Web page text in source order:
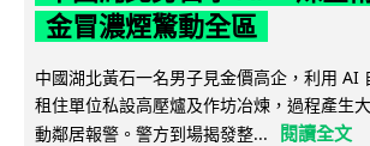
金冒濃煙驚動全區
中國湖北黃石一名男子見金價高企，利用 AI
租住單位私設高壓爐及作坊冶煉，過程產生
動鄰居報警。警方到場揭發整...
閱讀全文